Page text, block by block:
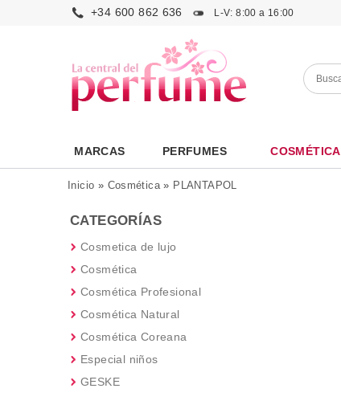
+34 600 862 636 L-V: 8:00 a 16:00
MARCAS PERFUMES COSMÉTICA
Inicio » Cosmética» PLANTAPOL
CATEGORÍAS
Cosmetica de lujo
Cosmética
Cosmética Profesional
Cosmética Natural
Cosmética Coreana
Especial niños
GESKE